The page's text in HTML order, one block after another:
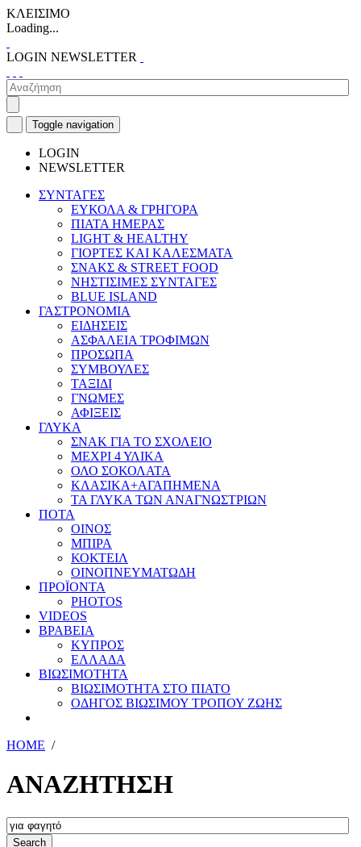
ΚΛΕΙΣΙΜΟ
Loading...
LOGIN NEWSLETTER
Toggle navigation
LOGIN
NEWSLETTER
ΣΥΝΤΑΓΕΣ
ΕΥΚΟΛΑ & ΓΡΗΓΟΡΑ
ΠΙΑΤΑ ΗΜΕΡΑΣ
LIGHT & HEALTHY
ΓΙΟΡΤΕΣ ΚΑΙ ΚΑΛΕΣΜΑΤΑ
ΣΝΑΚΣ & STREET FOOD
ΝΗΣΤΙΣΙΜΕΣ ΣΥΝΤΑΓΕΣ
BLUE ISLAND
ΓΑΣΤΡΟΝΟΜΙΑ
ΕΙΔΗΣΕΙΣ
ΑΣΦΑΛΕΙΑ ΤΡΟΦΙΜΩΝ
ΠΡΟΣΩΠΑ
ΣΥΜΒΟΥΛΕΣ
ΤΑΞΙΔΙ
ΓΝΩΜΕΣ
ΑΦΙΞΕΙΣ
ΓΛΥΚΑ
ΣΝΑΚ ΓΙΑ ΤΟ ΣΧΟΛΕΙΟ
ΜΕΧΡΙ 4 ΥΛΙΚΑ
ΟΛΟ ΣΟΚΟΛΑΤΑ
ΚΛΑΣΙΚΑ+ΑΓΑΠΗΜΕΝΑ
ΤΑ ΓΛΥΚΑ ΤΩΝ ΑΝΑΓΝΩΣΤΡΙΩΝ
ΠΟΤΑ
ΟΙΝΟΣ
ΜΠΙΡΑ
ΚΟΚΤΕΙΛ
ΟΙΝΟΠΝΕΥΜΑΤΩΔΗ
ΠΡΟΪΟΝΤΑ
PHOTOS
VIDEOS
ΒΡΑΒΕΙΑ
ΚΥΠΡΟΣ
ΕΛΛΑΔΑ
ΒΙΩΣΙΜΟΤΗΤΑ
ΒΙΩΣΙΜΟΤΗΤΑ ΣΤΟ ΠΙΑΤΟ
ΟΔΗΓΟΣ ΒΙΩΣΙΜΟΥ ΤΡΟΠΟΥ ΖΩΗΣ
HOME /
ΑΝΑΖΗΤΗΣΗ